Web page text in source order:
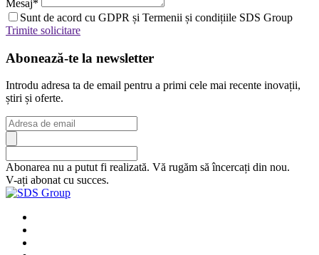
Mesaj*
Sunt de acord cu GDPR și Termenii și condițiile SDS Group
Trimite solicitare
Abonează-te la newsletter
Introdu adresa ta de email pentru a primi cele mai recente inovații,
știri și oferte.
Abonarea nu a putut fi realizată. Vă rugăm să încercați din nou.
V-ați abonat cu succes.